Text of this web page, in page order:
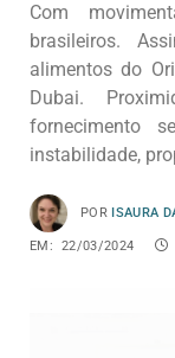
Com
brasileiros.
alimentos do
Dubai.
fornecimento
instabilidade,
POR ISAURA
EM: 22/03/2024